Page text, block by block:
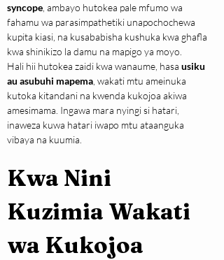
syncope , ambayo hutokea pale mfumo wa
fahamu wa parasimpathetiki unapochochewa
kupita kiasi, na kusababisha kushuka kwa ghafla
kwa shinikizo la damu na mapigo ya moyo.
Hali hii hutokea zaidi kwa wanaume, hasa usiku
au asubuhi mapema , wakati mtu ameinuka
kutoka kitandani na kwenda kukojoa akiwa
amesimama. Ingawa mara nyingi si hatari,
inaweza kuwa hatari iwapo mtu ataanguka
vibaya na kuumia.
Kwa Nini
Kuzimia Wakati
wa Kukojoa